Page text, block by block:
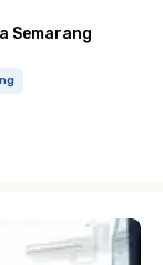
Semarang